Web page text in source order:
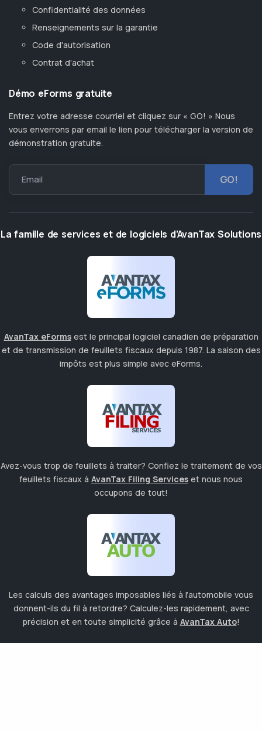
Confidentialité des données
Renseignements sur la garantie
Code d'autorisation
Contrat d'achat
Démo eForms gratuite
Entrez votre adresse courriel et cliquez sur « GO! » Nous
vous enverrons par email le lien pour télécharger la version de
démonstration gratuite.
Email
La famille de services et de logiciels d’AvanTax Solutions
Avez-vous trop de feuillets à traiter? Confiez le traitement de vos
feuillets fiscaux à AvanTax Filing Services et nous nous
occupons de tout!
AvanTax eForms est le principal logiciel canadien de préparation
et de transmission de feuillets fiscaux depuis 1987. La saison des
impôts est plus simple avec eForms.
Les calculs des avantages imposables liés à l’automobile vous
donnent-ils du fil à retordre? Calculez-les rapidement, avec
précision et en toute simplicité grâce à AvanTax Auto!